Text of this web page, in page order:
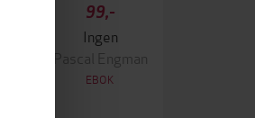
99,-
Ingen
Pascal Engman
EBOK